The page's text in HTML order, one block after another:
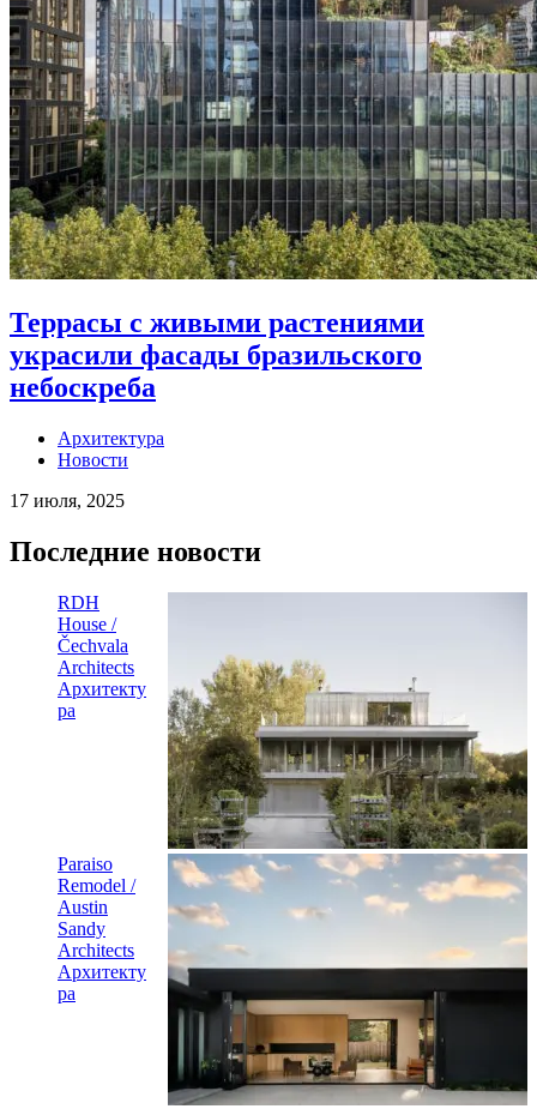
Террасы с живыми растениями
украсили фасады бразильского
небоскреба
Архитектура
Новости
17 июля, 2025
Последние новости
RDH
House /
Čechvala
Architects
Архитекту
ра
Paraiso
Remodel /
Austin
Sandy
Architects
Архитекту
ра